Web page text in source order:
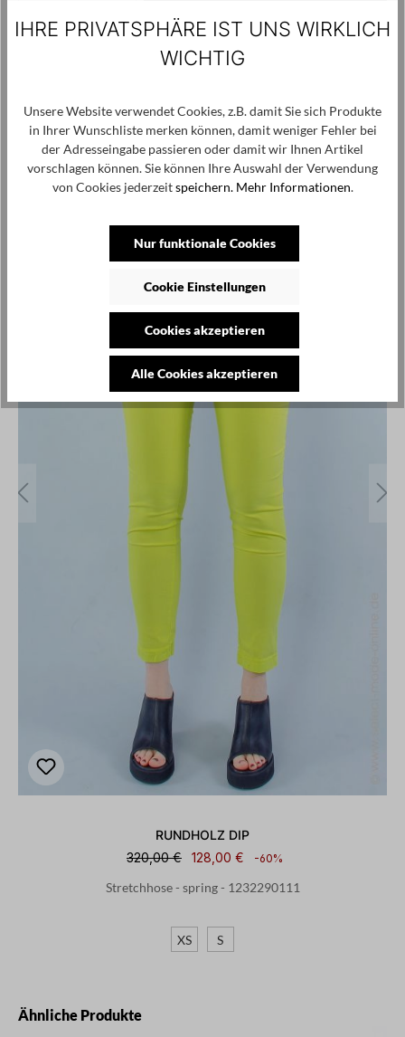
Zum Merkzettel hinzufügen
Produktnummer / -name:S36-SM125 - Black - XXXXL
Angaben zum Hersteller:
Fly srl Via Rimini 49 59100 Prato (PO) -
Italy, info@sanctamuerte.com
Kunden haben sich ebenfalls angesehen
RUNDHOLZ DIP
320,00 €
128,00 € -60%
Stretchhose - spring - 1232290111
XS S
Produktgalerie überspringen
Ähnliche Produkte
IHRE PRIVATSPHÄRE IST UNS WIRKLICH
WICHTIG
Unsere Website verwendet Cookies, z.B. damit Sie sich Produkte
in Ihrer Wunschliste merken können, damit weniger Fehler bei
der Adresseingabe passieren oder damit wir Ihnen Artikel
vorschlagen können. Sie können Ihre Auswahl der Verwendung
von Cookies jederzeitspeichern. Mehr Informationen.
Nur funktionale Cookies
Cookie Einstellungen
Cookies akzeptieren
Alle Cookies akzeptieren